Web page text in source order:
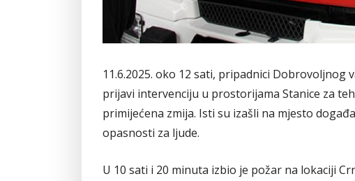
11.6.2025. oko 12 sati, pripadnici
prijavi intervenciju u prostorijama Stanice za
primijećena zmija. Isti su izašli na mjesto
opasnosti za ljude.
U 10 sati i 20 minuta izbio je požar na lokaciji